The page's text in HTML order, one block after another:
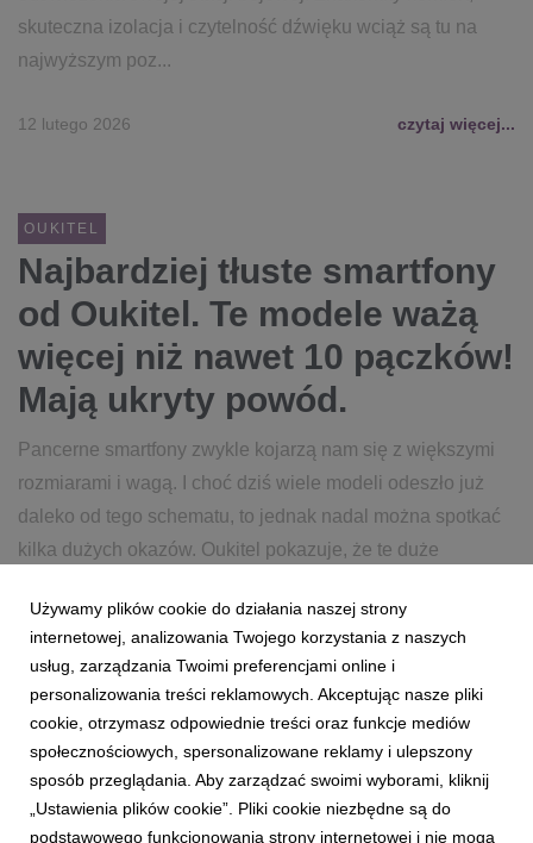
skuteczna izolacja i czytelność dźwięku wciąż są tu na
najwyższym poz...
12 lutego 2026 czytaj więcej...
OUKITEL
Najbardziej tłuste smartfony
od Oukitel. Te modele ważą
więcej niż nawet 10 pączków!
Mają ukryty powód.
Pancerne smartfony zwykle kojarzą nam się z większymi
rozmiarami i wagą. I choć dziś wiele modeli odeszło już
daleko od tego schematu, to jednak nadal można spotkać
kilka dużych okazów. Oukitel pokazuje, że te duże
12 lutego 2026 czytaj więcej...
Używamy plików cookie do działania naszej strony
internetowej, analizowania Twojego korzystania z naszych
usług, zarządzania Twoimi preferencjami online i
personalizowania treści reklamowych. Akceptując nasze pliki
cookie, otrzymasz odpowiednie treści oraz funkcje mediów
społecznościowych, spersonalizowane reklamy i ulepszony
sposób przeglądania. Aby zarządzać swoimi wyborami, kliknij
„Ustawienia plików cookie”. Pliki cookie niezbędne są do
podstawowego funkcjonowania strony internetowej i nie mogą